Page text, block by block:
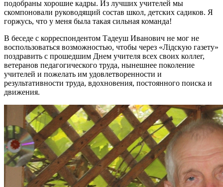
подобраны хорошие кадры. Из лучших учителей мы
скомпоновали руководящий состав школ, детских садиков. Я
горжусь, что у меня была такая сильная команда!
В беседе с корреспондентом Тадеуш Иванович не мог не
воспользоваться возможностью, чтобы через «Лідскую газету»
поздравить с прошедшим Днем учителя всех своих коллег,
ветеранов педагогического труда, нынешнее поколение
учителей и пожелать им удовлетворенности и
результативности труда, вдохновения, постоянного поиска и
движения.